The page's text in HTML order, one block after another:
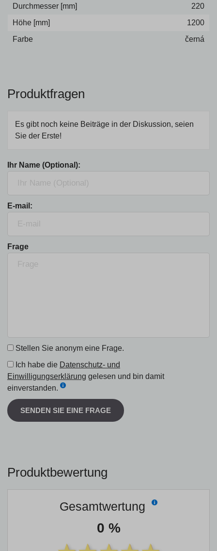
Durchmesser [mm]
220
Höhe [mm]
1200
Farbe
černá
Produktfragen
Es gibt noch keine Beiträge in der Diskussion, seien
Sie der Erste!
Ihr Name (Optional):
E-mail:
Frage
Stellen Sie anonym eine Frage.
Ich habe die Datenschutz- und
Einwilligungserklärung gelesen und bin damit
einverstanden.
SENDEN SIE EINE FRAGE
Produktbewertung
Gesamtwertung
0 %